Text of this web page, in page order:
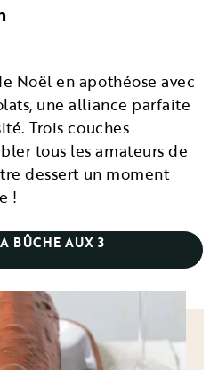
Noël en apothéose avec
une alliance parfaite
Trois couches
tous les amateurs de
dessert un moment
!
BÛCHE AUX 3